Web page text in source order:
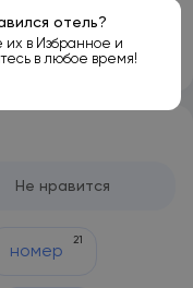
отель?
их в Избранное и
в любое время!
Не нравится
номер
21